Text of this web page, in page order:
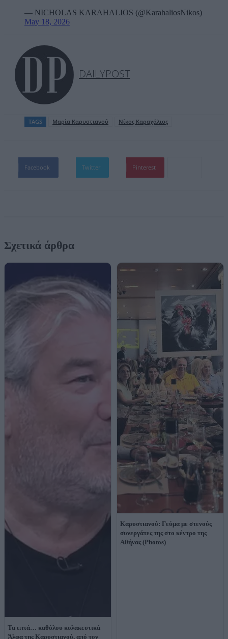
— NICHOLAS KARAHALIOS (@KarahaliosNikos)
May 18, 2026
DAILYPOST
TAGS Μαρία Καρυστιανού Νίκος Καραχάλιος
Facebook Twitter Pinterest
Σχετικά άρθρα
Τα επτά… καθόλου κολακευτικά
Άλφα της Καρυστιανού, από τον
Καρυστιανού: Γεύμα με στενούς
συνεργάτες της στο κέντρο της
Αθήνας (Photos)